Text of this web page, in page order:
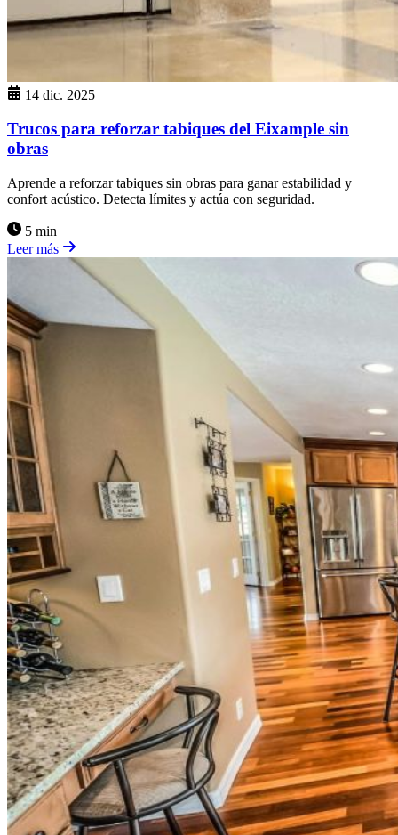
14 dic. 2025
Trucos para reforzar tabiques del Eixample sin
obras
Aprende a reforzar tabiques sin obras para ganar estabilidad y
confort acústico. Detecta límites y actúa con seguridad.
5 min
Leer más